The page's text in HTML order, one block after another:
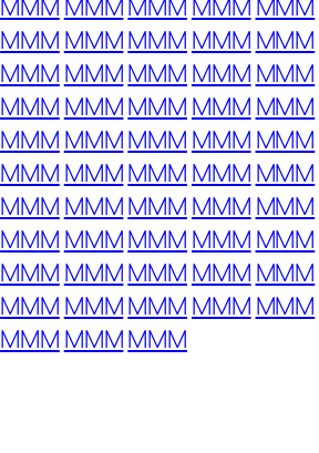
MMM MMMMMM MMM MMM
MMM MMMMMM MMM MMM
MMM MMMMMM MMM MMM
MMM MMMMMM MMM MMM
MMM MMMMMM MMM MMM
MMM MMMMMM MMM MMM
MMM MMMMMM MMM MMM
MMM MMMMMM MMM MMM
MMM MMMMMM MMM MMM
MMM MMMMMM MMM MMM
MMM MMMMMM